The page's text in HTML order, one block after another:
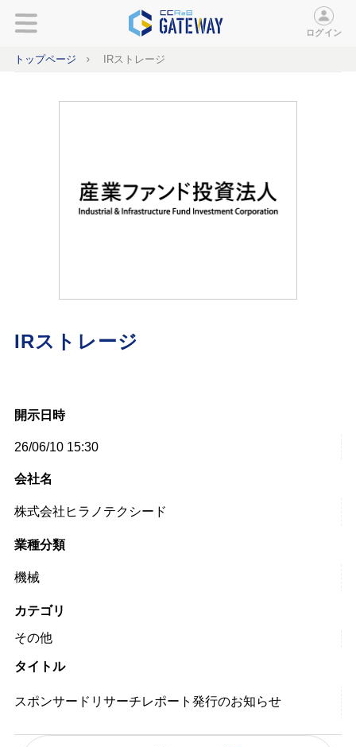
ログイン
トップページ IRストレージ
IRストレージ
開示日時
26/06/10 15:30
会社名
株式会社ヒラノテクシード
業種分類
機械
カテゴリ
その他
タイトル
スポンサードリサーチレポート発行のお知らせ